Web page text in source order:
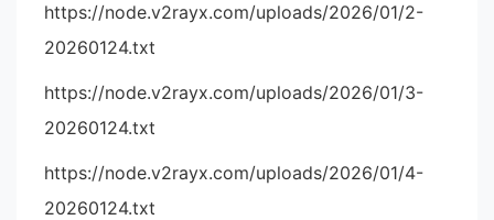
https://node.v2rayx.com/uploads/2026/01/2-
20260124.txt
https://node.v2rayx.com/uploads/2026/01/3-
20260124.txt
https://node.v2rayx.com/uploads/2026/01/4-
20260124.txt